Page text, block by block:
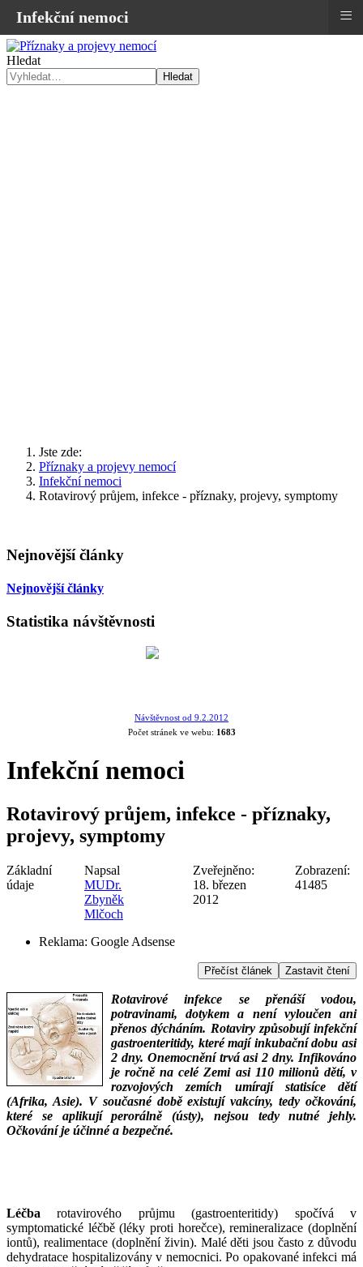
Hledat
Hledat
Jste zde:
Příznaky a projevy nemocí
Infekční nemoci
Rotavirový průjem, infekce - příznaky, projevy, symptomy
Nejnovější články
Nejnovější články
Statistika návštěvnosti
Návštěvnost od 9.2.2012
Počet stránek ve webu: 1683
Infekční nemoci
Rotavirový průjem, infekce - příznaky,
projevy, symptomy
Základní
údaje
Napsal
MUDr.
Zbyněk
Mlčoch
Zveřejněno:
18. březen
2012
Zobrazení:
41485
Reklama: Google Adsense
Přečíst článek Zastavit čtení
Rotavirové infekce se přenáší vodou,
potravinami, dotykem a není vyloučen ani
přenos dýcháním. Rotaviry způsobují infekční
gastroenteritidy, které mají inkubační dobu asi
2 dny. Onemocnění trvá asi 2 dny. Infikováno
je ročně na celé Zemi asi 110 milionů dětí, v
rozvojových zemích umírají statisíce dětí
(Afrika, Asie). V současné době existují vakcíny, tedy očkování,
které se aplikují perorálně (ústy), nejsou tedy nutné jehly.
Očkování je účinné a bezpečné.
Léčba rotavirového průjmu (gastroenteritidy) spočívá v
symptomatické léčbě (léky proti horečce), remineralizace (doplnění
iontů), realimentace (doplnění živin). Malé děti jsou často z důvodu
dehydratace hospitalizovány v nemocnici. Po opakované infekci má
Infekční nemoci ≡